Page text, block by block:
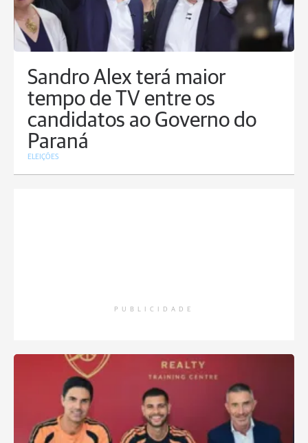
Sandro Alex terá maior
tempo de TV entre os
candidatos ao Governo do
Paraná
ELEIÇÕES
PUBLICIDADE